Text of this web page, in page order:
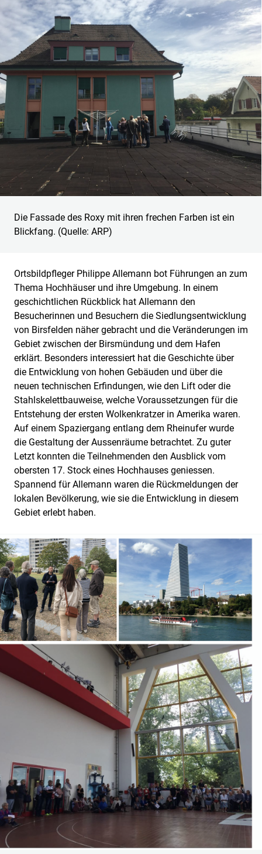
Die Fassade des Roxy mit ihren frechen Farben ist ein
Blickfang. (Quelle: ARP)
Ortsbildpfleger Philippe Allemann bot Führungen an zum
Thema Hochhäuser und ihre Umgebung. In einem
geschichtlichen Rückblick hat Allemann den
Besucherinnen und Besuchern die Siedlungsentwicklung
von Birsfelden näher gebracht und die Veränderungen im
Gebiet zwischen der Birsmündung und dem Hafen
erklärt. Besonders interessiert hat die Geschichte über
die Entwicklung von hohen Gebäuden und über die
neuen technischen Erfindungen, wie den Lift oder die
Stahlskelettbauweise, welche Voraussetzungen für die
Entstehung der ersten Wolkenkratzer in Amerika waren.
Auf einem Spaziergang entlang dem Rheinufer wurde
die Gestaltung der Aussenräume betrachtet. Zu guter
Letzt konnten die Teilnehmenden den Ausblick vom
obersten 17. Stock eines Hochhauses geniessen.
Spannend für Allemann waren die Rückmeldungen der
lokalen Bevölkerung, wie sie die Entwicklung in diesem
Gebiet erlebt haben.